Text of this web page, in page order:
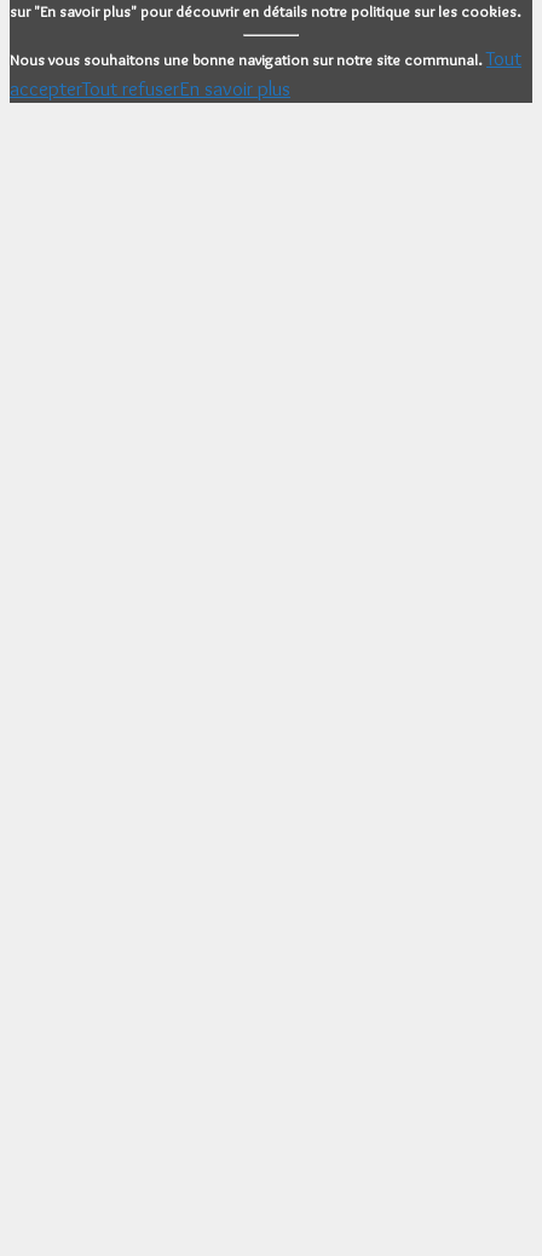
sur "En savoir plus" pour découvrir en détails notre politique sur les cookies.
Nous vous souhaitons une bonne navigation sur notre site communal.Tout
accepterTout refuserEn savoir plus